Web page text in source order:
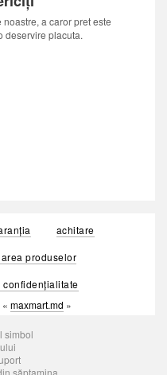
a caror pret este
deservire placuta.
achitare
produselor
maxmart.md »
simbol
săptamina